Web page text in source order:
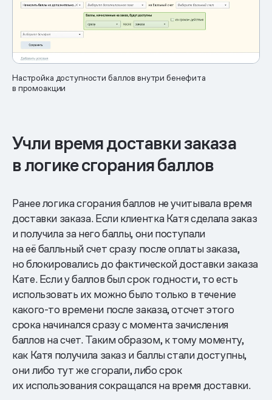
Настройка доступности баллов внутри бенефита
в промоакции
Учли время доставки заказа
в логике сгорания баллов
Ранее логика сгорания баллов не учитывала время
доставки заказа. Если клиентка Катя сделала заказ
и получила за него баллы, они поступали
на её балльный счет сразу после оплаты заказа,
но блокировались до фактической доставки заказа
Кате. Если у баллов был срок годности, то есть
использовать их можно было только в течение
какого-то времени после заказа, отсчет этого
срока начинался сразу с момента зачисления
баллов на счет. Таким образом, к тому моменту,
как Катя получила заказ и баллы стали доступны,
они либо тут же сгорали, либо срок
их использования сокращался на время доставки.